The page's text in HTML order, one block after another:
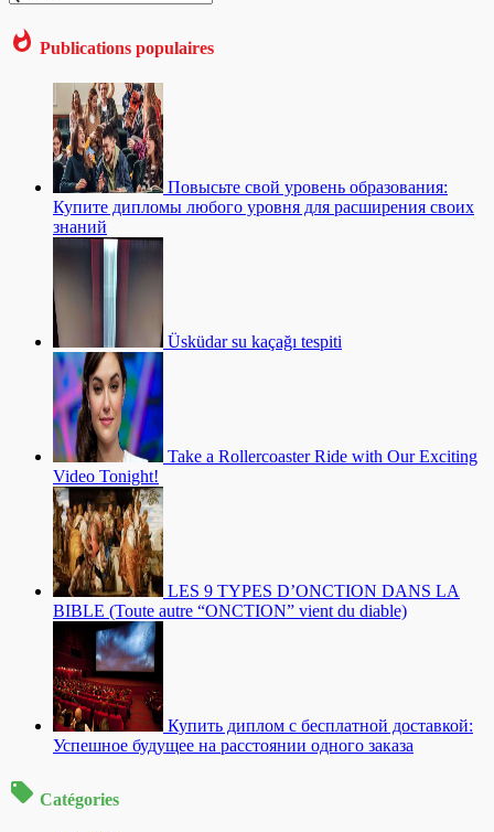
Publications populaires
Повысьте свой уровень образования:
Купите дипломы любого уровня для расширения своих
знаний
Üsküdar su kaçağı tespiti
Take a Rollercoaster Ride with Our Exciting
Video Tonight!
LES 9 TYPES D’ONCTION DANS LA
BIBLE (Toute autre “ONCTION” vient du diable)
Купить диплом с бесплатной доставкой:
Успешное будущее на расстоянии одного заказа
Catégories